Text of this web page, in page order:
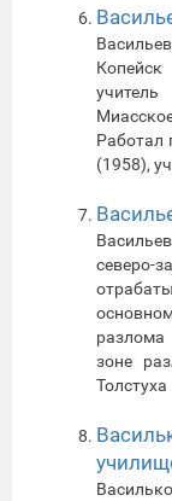
Работал
(1958),
зоне
Толстуха